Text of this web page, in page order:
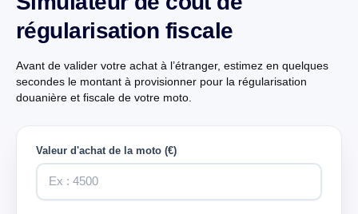
régularisation fiscale
Avant de valider votre achat à l’étranger, estimez en quelques
secondes le montant à provisionner pour la régularisation
douanière et fiscale de votre moto.
Valeur d'achat de la moto (€)